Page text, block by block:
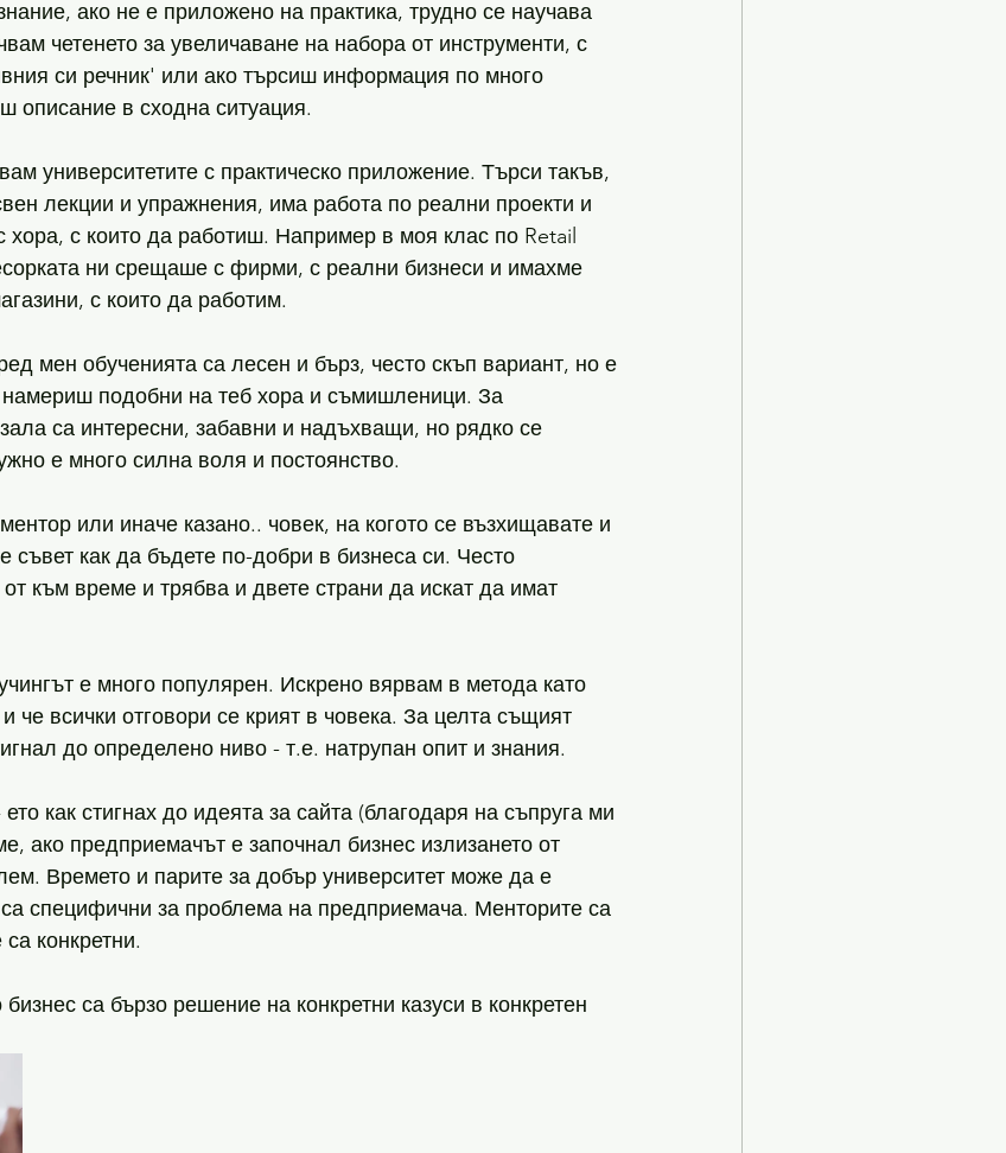
ако не е приложено на практика, трудно се научава
четенето за увеличаване на набора от инструменти, с
си речник' или ако търсиш информация по много
описание в сходна ситуация.
университетите с практическо приложение. Търси такъв,
лекции и упражнения, има работа по реални проекти и
хора, с които да работиш. Например в моя клас по Retail
ни срещаше с фирми, с реални бизнеси и имахме
с които да работим.
мен обученията са лесен и бърз, често скъп вариант, но е
подобни на теб хора и съмишленици. За
са интересни, забавни и надъхващи, но рядко се
е много силна воля и постоянство.
или иначе казано.. човек, на когото се възхищавате и
как да бъдете по-добри в бизнеса си. Често
към време и трябва и двете страни да искат да имат
е много популярен. Искрено вярвам в метода като
че всички отговори се крият в човека. За целта същият
до определено ниво - т.е. натрупан опит и знания.
ето как стигнах до идеята за сайта (благодаря на съпруга ми
ако предприемачът е започнал бизнес излизането от
Времето и парите за добър университет може да е
специфични за проблема на предприемача. Менторите са
конкретни.
са бързо решение на конкретни казуси в конкретен